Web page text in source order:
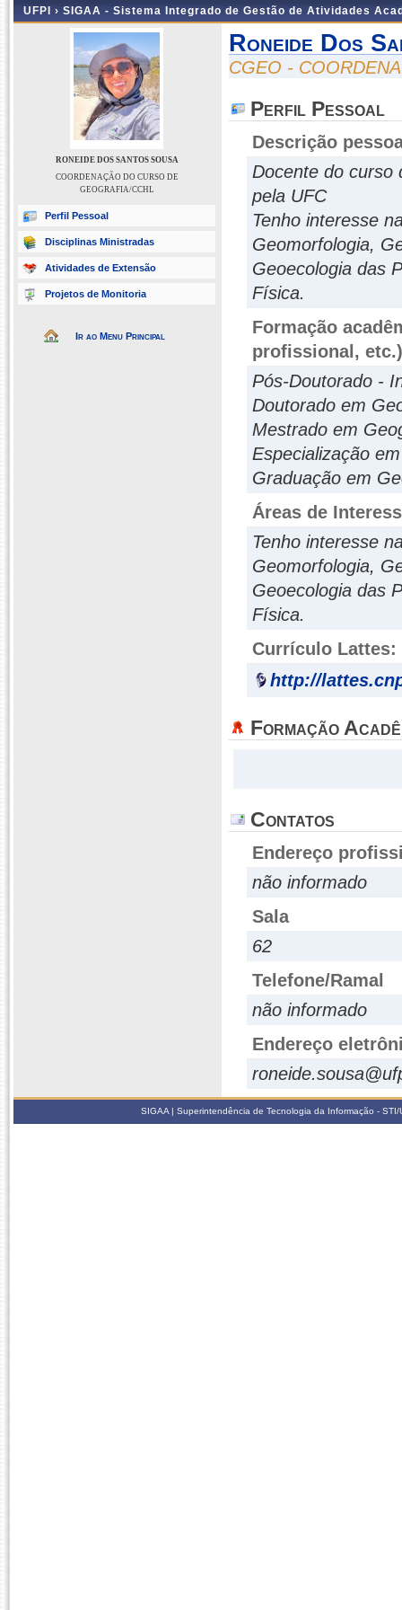
UFPI › SIGAA - Sistema Integrado de Gestão de Atividades
RONEIDE DOS SANTOS SOUSA
COORDENAÇÃO DO CURSO DE
GEOGRAFIA/CCHL
Perfil Pessoal
Disciplinas Ministradas
Atividades de Extensão
Projetos de Monitoria
Ir ao Menu Principal
Roneide Dos
CGEO -
Perfil Pessoal
Descrição
Docente do curso
pela UFC
Tenho interesse
Geomorfologia,
Geoecologia das
Física.
Formação
profissional, etc.)
Pós-Doutorado -
Doutorado em
Mestrado em
Especialização
Graduação em
Áreas de
Tenho interesse
Geomorfologia,
Geoecologia das
Física.
Currículo Lattes:
http://
Formação
Contatos
Endereço
não informado
Sala
62
Telefone/Ramal
não informado
Endereço
SIGAA | Superintendência de Tecnologia da Informação -